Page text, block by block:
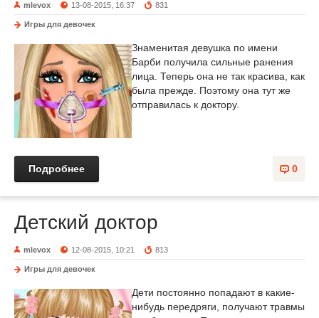
mlevox 13-08-2015, 16:37 831
Игры для девочек
Знаменитая девушка по имени
Барби получила сильные ранения
лица. Теперь она не так красива, как
была прежде. Поэтому она тут же
отправилась к доктору.
0
Подробнее
Детский доктор
mlevox 12-08-2015, 10:21 813
Игры для девочек
Дети постоянно попадают в какие-
нибудь передряги, получают травмы